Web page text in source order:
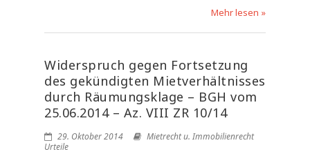
Mehr lesen »
Widerspruch gegen Fortsetzung
des gekündigten Mietverhältnisses
durch Räumungsklage – BGH vom
25.06.2014 – Az. VIII ZR 10/14
29. Oktober 2014
Mietrecht u. Immobilienrecht
Urteile